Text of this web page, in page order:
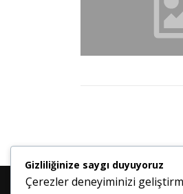
Gizliliğinize saygı duyuyoruz
Çerezler deneyiminizi